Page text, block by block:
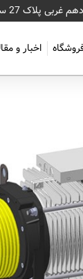
27 ساختمان آتیس
اخبار و